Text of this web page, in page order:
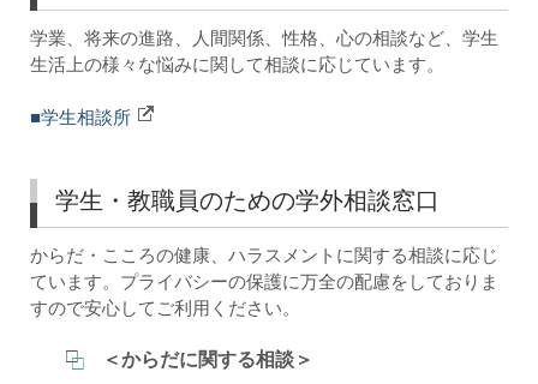
学業、将来の進路、人間関係、性格、心の相談など、学生
生活上の様々な悩みに関して相談に応じています。
■学生相談所
学生・教職員のための学外相談窓口
からだ・こころの健康、ハラスメントに関する相談に応じ
ています。プライバシーの保護に万全の配慮をしておりま
すので安心してご利用ください。
＜からだに関する相談＞